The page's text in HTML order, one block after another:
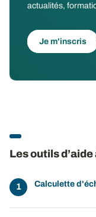
actualités,
Je m'inscris
Les outils
Calculette